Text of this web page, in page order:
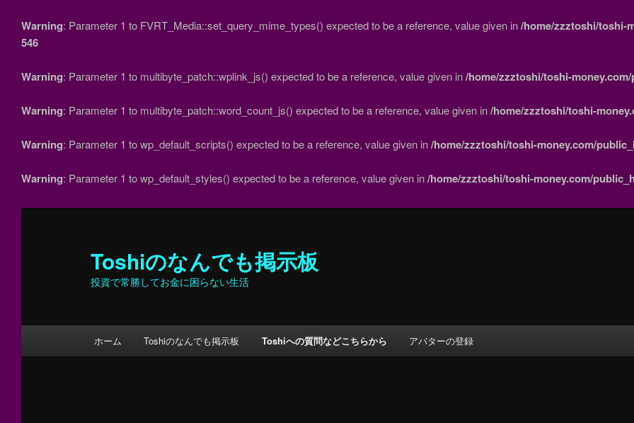
Warning: Parameter 1 to FVRT_Media::set_query_mime_types() expected to be a reference, value given in/home/zzztoshi/toshi-
546
Warning: Parameter 1 to multibyte_patch::wplink_js() expected to be a reference, value given in/home/zzztoshi/toshi-
Warning: Parameter 1 to multibyte_patch::word_count_js() expected to be a reference, value given in/home/zzztoshi/toshi-
Warning: Parameter 1 to wp_default_scripts() expected to be a reference, value given in/home/zzztoshi/toshi-money.com/
Warning: Parameter 1 to wp_default_styles() expected to be a reference, value given in/home/zzztoshi/toshi-money.com/
Toshiのなんでも掲示板
投資で常勝してお金に困らない生活
メインコンテンツへ移動
サブコンテンツへ移動
ホーム Toshiのなんでも掲示板 Toshiへの質問などこちらから アバターの登録